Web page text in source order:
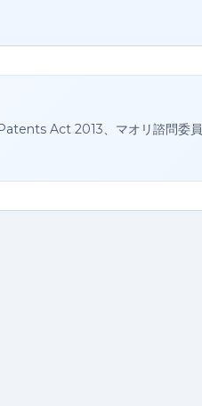
Act 2013、マオリ諮問委員